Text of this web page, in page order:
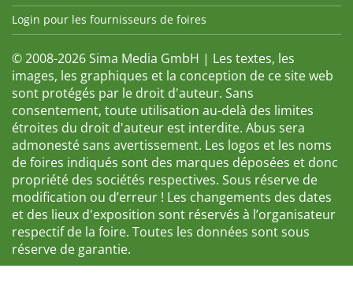
Login pour les fournisseurs de foires
© 2008-2026 Sima Media GmbH | Les textes, les
images, les graphiques et la conception de ce site web
sont protégés par le droit d'auteur. Sans
consentement, toute utilisation au-delà des limites
étroites du droit d'auteur est interdite. Abus sera
admonesté sans avertissement. Les logos et les noms
de foires indiqués sont des marques déposées et donc
propriété des sociétés respectives. Sous réserve de
modification ou d’erreur ! Les changements des dates
et des lieux d'exposition sont réservés à l’organisateur
respectif de la foire. Toutes les données sont sous
réserve de garantie.